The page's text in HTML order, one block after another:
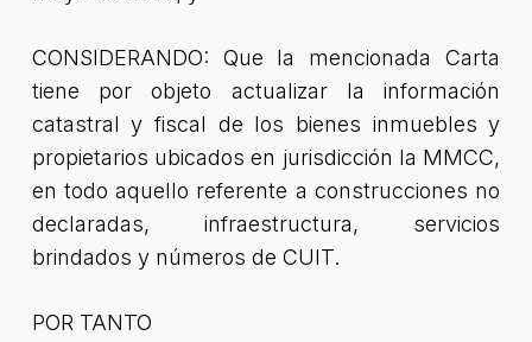
CONSIDERANDO: Que la mencionada Carta
tiene por objeto actualizar la información
catastral y fiscal de los bienes inmuebles y
propietarios ubicados en jurisdicción la MMCC,
en todo aquello referente a construcciones no
declaradas, infraestructura, servicios
brindados y números de CUIT.
POR TANTO